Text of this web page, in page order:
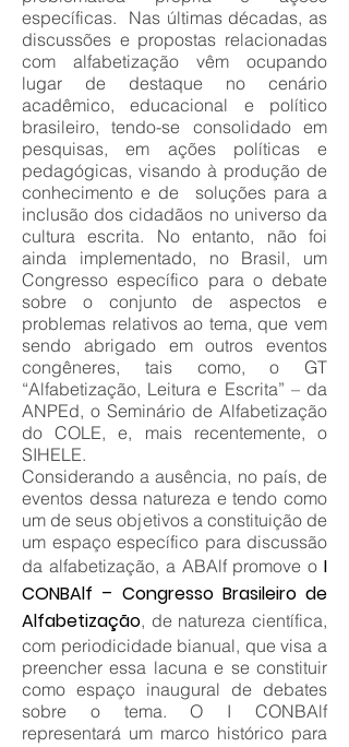
específicas. Nas últimas décadas, as
discussões e propostas relacionadas
com alfabetização vêm ocupando
lugar de destaque no cenário
acadêmico, educacional e político
brasileiro, tendo-se consolidado em
pesquisas, em ações políticas e
pedagógicas, visando à produção de
conhecimento e de soluções para a
inclusão dos cidadãos no universo da
cultura escrita. No entanto, não foi
ainda implementado, no Brasil, um
Congresso específico para o debate
sobre o conjunto de aspectos e
problemas relativos ao tema, que vem
sendo abrigado em outros eventos
congêneres, tais como, o GT
“Alfabetização, Leitura e Escrita” – da
ANPEd, o Seminário de Alfabetização
do COLE, e, mais recentemente, o
SIHELE.
Considerando a ausência, no país, de
eventos dessa natureza e tendo como
um de seus objetivos a constituição de
um espaço específico para discussão
da alfabetização, a ABAlf promove o I
CONBAlf – Congresso Brasileiro de
Alfabetização, de natureza científica,
com periodicidade bianual, que visa a
preencher essa lacuna e se constituir
como espaço inaugural de debates
sobre o tema. O I CONBAlf
representará um marco histórico para